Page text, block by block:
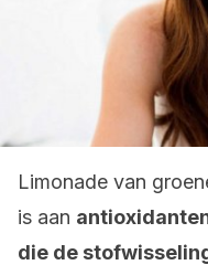
Limonade van
is aan
die de